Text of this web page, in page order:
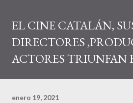
EL CINE CATALÁN,
DIRECTORES
ACTORES TRIUNFAN
enero 19, 2021